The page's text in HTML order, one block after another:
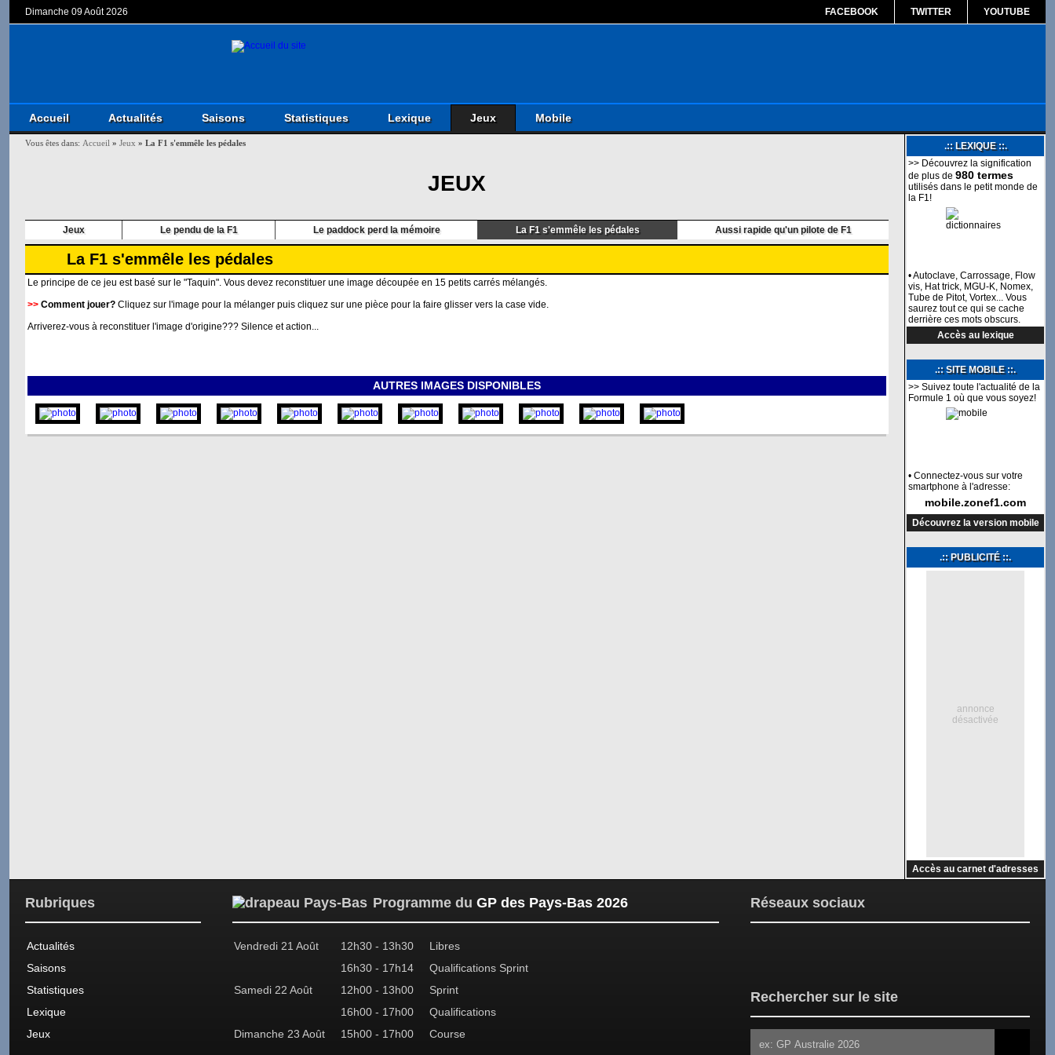
Dimanche 09 Août 2026 FACEBOOK TWITTER YOUTUBE
Accueil Actualités Saisons Statistiques Lexique Jeux Mobile
Vous êtes dans: Accueil » Jeux » La F1 s'emmêle les pédales
JEUX
Jeux Le pendu de la F1 Le paddock perd la mémoire La F1 s'emmêle les pédales Aussi rapide qu'un pilote de F1
La F1 s'emmêle les pédales
Le principe de ce jeu est basé sur le "Taquin". Vous devez reconstituer une image découpée en 15 petits carrés mélangés.
>> Comment jouer? Cliquez sur l'image pour la mélanger puis cliquez sur une pièce pour la faire glisser vers la case vide.
Arriverez-vous à reconstituer l'image d'origine??? Silence et action...
AUTRES IMAGES DISPONIBLES
.:: LEXIQUE ::.
>> Découvrez la signification
de plus de 980 termes
utilisés dans le petit monde de
la F1!
• Autoclave, Carrossage, Flow
vis, Hat trick, MGU-K, Nomex,
Tube de Pitot, Vortex... Vous
saurez tout ce qui se cache
derrière ces mots obscurs.
Accès au lexique
.:: SITE MOBILE ::.
>> Suivez toute l'actualité de la
Formule 1 où que vous soyez!
• Connectez-vous sur votre
smartphone à l'adresse:
mobile.zonef1.com
Découvrez la version mobile
.:: PUBLICITÉ ::.
annonce
désactivée
Accès au carnet d'adresses
Rubriques
Actualités
Saisons
Statistiques
Lexique
Jeux
Programme du GP des Pays-Bas 2026
Vendredi 21 Août 12h30 - 13h30
Libres
16h30 - 17h14
Qualifications Sprint
Samedi 22 Août
12h00 - 13h00
Sprint
16h00 - 17h00
Qualifications
Dimanche 23 Août
15h00 - 17h00 Course
Réseaux sociaux
Rechercher sur le site